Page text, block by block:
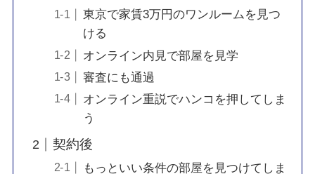
東京で家賃3万円のワンルームを見つ
ける
オンライン内見で部屋を見学
審査にも通過
オンライン重説でハンコを押してしま
う
契約後
もっといい条件の部屋を見つけてしま